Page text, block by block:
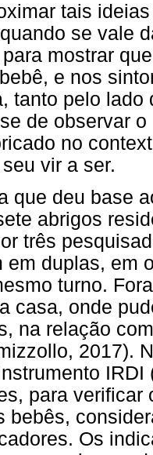
tais
se vale
mostrar
e nos
tanto pelo
de observar
no
vir a ser.
que deu base
abrigos
três
em duplas, em
turno.
casa, onde
na relação
2017).
para
bebês,
Os